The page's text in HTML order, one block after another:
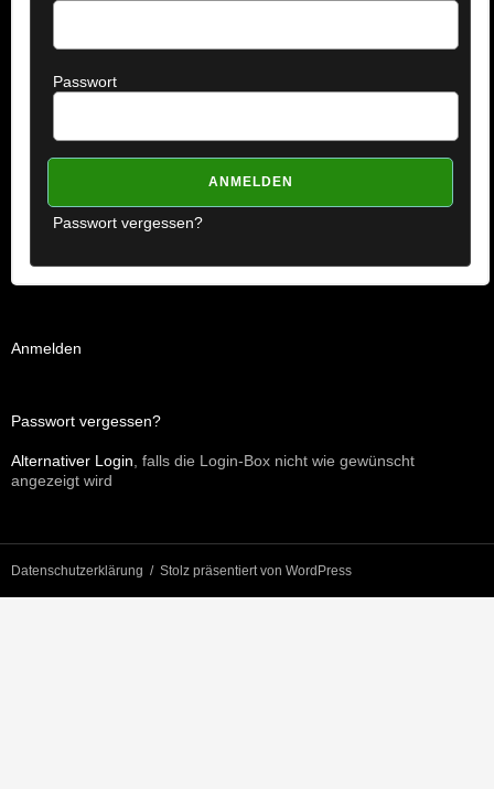
Passwort
Passwort vergessen?
Anmelden
Passwort vergessen?
Alternativer Login , falls die Login-Box nicht wie gewünscht
angezeigt wird
Datenschutzerklärung Stolz präsentiert von WordPress